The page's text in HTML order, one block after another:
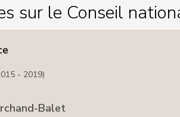
sur le Conseil
- 2019)
Balet